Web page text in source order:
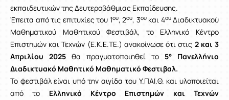
εκπαιδευτικών της Δευτεροβάθμιας Εκπαίδευσης.
Έπειτα από τις επιτυχίες του 1ου, 2ου, 3ουκαι 4ουΔιαδικτυακού
Μαθηματικού Μαθητικού Φεστιβάλ, το Ελληνικό Κέντρο
Επιστημών και Τεχνών (Ε.Κ.Ε.ΤΕ.) ανακοίνωσε ότι στις 2και 3
Απριλίου 2025 θα πραγματοποιηθεί το
5° Πανελλήνιο
Διαδικτυακό Μαθητικό Μαθηματικό Φεστιβαλ.
Το φεστιβάλ είναι υπό την αιγίδα του Υ.ΠΑΙ.Θ. και υλοποιείται
από το Ελληνικό Κέντρο Επιστημών και Τεχνών